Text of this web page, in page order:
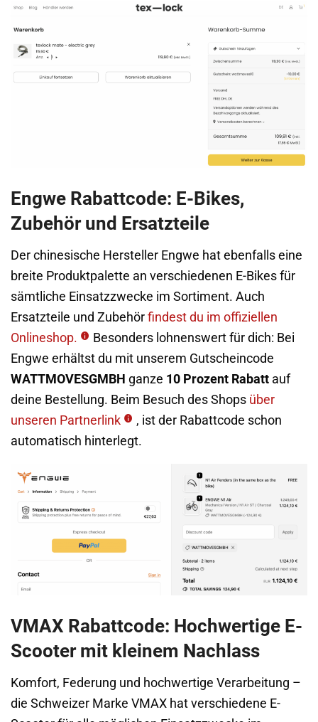
Engwe Rabattcode: E-Bikes,
Zubehör und Ersatzteile
Der chinesische Hersteller Engwe hat ebenfalls eine
breite Produktpalette an verschiedenen E-Bikes für
sämtliche Einsatzzwecke im Sortiment. Auch
Ersatzteile und Zubehör findest du im offiziellen
Onlineshop.
Besonders lohnenswert für dich: Bei
Engwe erhältst du mit unserem Gutscheincode
WATTMOVESGMBH ganze 10 Prozent Rabatt auf
deine Bestellung. Beim Besuch des Shops über
unseren Partnerlink
, ist der Rabattcode schon
automatisch hinterlegt.
VMAX Rabattcode: Hochwertige E-
Scooter mit kleinem Nachlass
Komfort, Federung und hochwertige Verarbeitung –
die Schweizer Marke VMAX hat verschiedene E-